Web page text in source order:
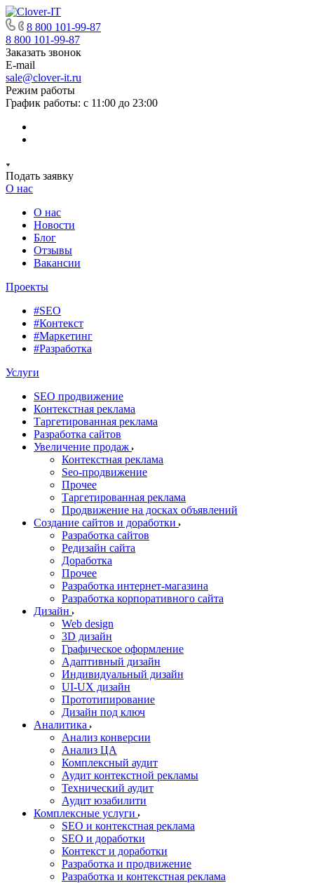
8 800 101-99-87
8 800 101-99-87
Заказать звонок
E-mail
sale@clover-it.ru
Режим работы
График работы: с 11:00 до 23:00
Подать заявку
О нас
О нас
Новости
Блог
Отзывы
Вакансии
Проекты
#SEO
#Контекст
#Маркетинг
#Разработка
Услуги
SEO продвижение
Контекстная реклама
Таргетированная реклама
Разработка сайтов
Увеличение продаж
Контекстная реклама
Seo-продвижение
Прочее
Таргетированная реклама
Продвижение на досках объявлений
Создание сайтов и доработки
Разработка сайтов
Редизайн сайта
Доработка
Прочее
Разработка интернет-магазина
Разработка корпоративного сайта
Дизайн
Web design
3D дизайн
Графическое оформление
Адаптивный дизайн
Индивидуальный дизайн
UI‑UX дизайн
Прототипирование
Дизайн под ключ
Аналитика
Анализ конверсии
Анализ ЦА
Комплексный аудит
Аудит контекстной рекламы
Технический аудит
Аудит юзабилити
Комплексные услуги
SEO и контекстная реклама
SEO и доработки
Контекст и доработки
Разработка и продвижение
Разработка и контекстная реклама